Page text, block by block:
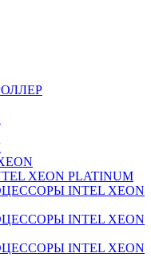
XEON PLATINUM
INTEL XEON
INTEL XEON
INTEL XEON